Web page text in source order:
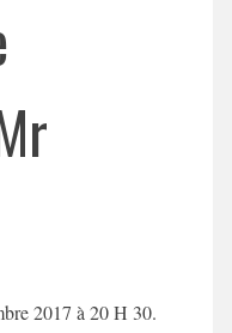
2017 à 20 H 30.